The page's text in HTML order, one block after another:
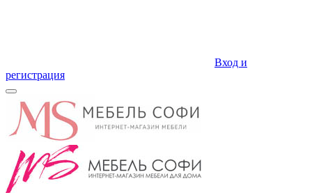
Вход и
регистрация